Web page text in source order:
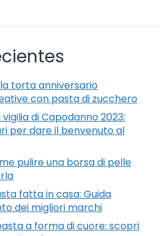
torta anniversario
con pasta di zucchero
di Capodanno 2023:
per dare il benvenuto al
pulire una borsa di pelle
fatta in casa: Guida
dei migliori marchi
a forma di cuore: scopri